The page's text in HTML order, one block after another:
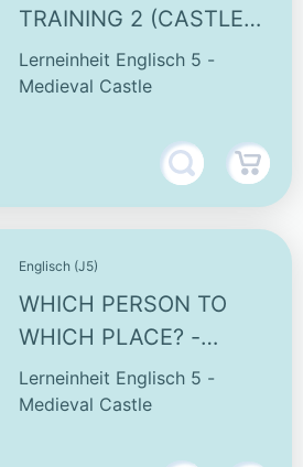
TRAINING 2 (CASTLES)
- INTERACTIVE TASK
Lerneinheit Englisch 5 -
Medieval Castle
Englisch (J5)
WHICH PERSON TO
WHICH PLACE? -
INTERACTIVE TASK
Lerneinheit Englisch 5 -
Medieval Castle